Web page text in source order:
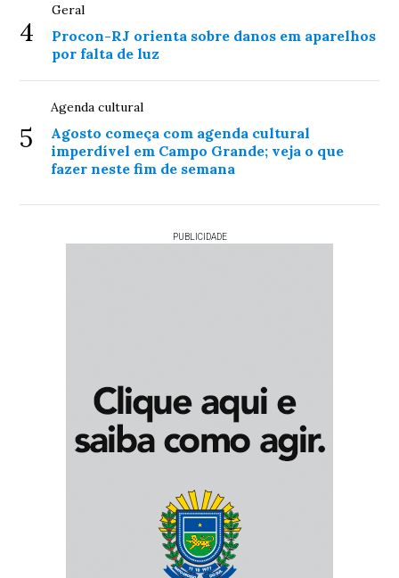
4
Geral
Procon-RJ orienta sobre danos em aparelhos
por falta de luz
5
Agenda cultural
Agosto começa com agenda cultural
imperdível em Campo Grande; veja o que
fazer neste fim de semana
PUBLICIDADE